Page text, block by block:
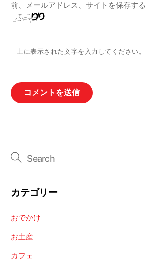
前、メールアドレス、サイトを保存する
上に表示された文字を入力してください。
カテゴリー
おでかけ
お土産
カフェ